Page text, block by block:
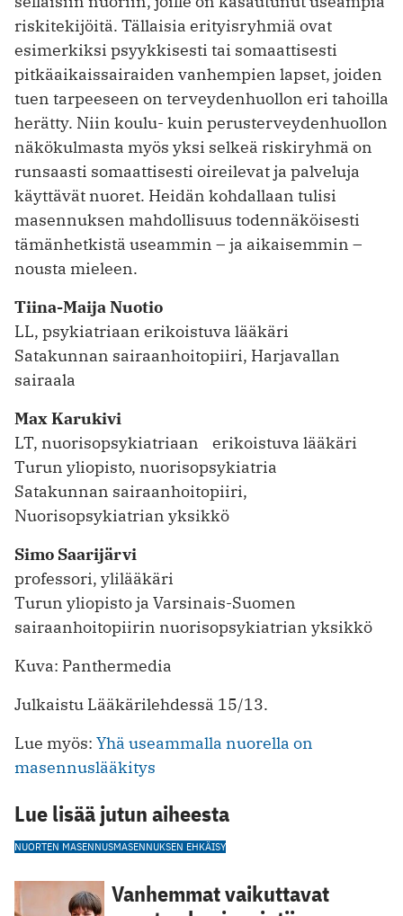
riskitekijöitä. Tällaisia erityisryhmiä ovat
esimerkiksi psyykkisesti tai somaattisesti
pitkäaikaissairaiden vanhempien lapset, joiden
tuen tarpeeseen on terveydenhuollon eri tahoilla
herätty. Niin koulu- kuin perusterveydenhuollon
näkökulmasta myös yksi selkeä riskiryhmä on
runsaasti somaattisesti oireilevat ja palveluja
käyttävät nuoret. Heidän kohdallaan tulisi
masennuksen mahdollisuus todennäköisesti
tämänhetkistä useammin – ja aikaisemmin –
nousta mieleen.
Tiina-Maija Nuotio
LL, psykiatriaan erikoistuva lääkäri
Satakunnan sairaanhoitopiiri, Harjavallan
sairaala
Max Karukivi
LT, nuorisopsykiatriaan erikoistuva lääkäri
Turun yliopisto, nuorisopsykiatria
Satakunnan sairaanhoitopiiri,
Nuorisopsykiatrian yksikkö
Simo Saarijärvi
professori, ylilääkäri
Turun yliopisto ja Varsinais-Suomen
sairaanhoitopiirin nuorisopsykiatrian yksikkö
Kuva: Panthermedia
Julkaistu Lääkärilehdessä 15/13.
Lue myös: Yhä useammalla nuorella on
masennuslääkitys
Lue lisää jutun aiheesta
NUORTEN MASENNUSMASENNUKSEN EHKÄISY
Vanhemmat vaikuttavat